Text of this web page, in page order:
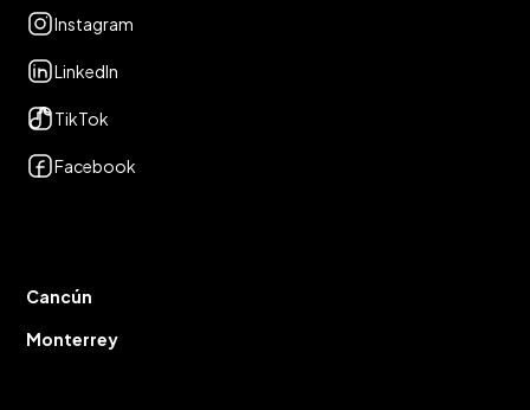
Instagram
LinkedIn
TikTok
Facebook
Cancún
Monterrey